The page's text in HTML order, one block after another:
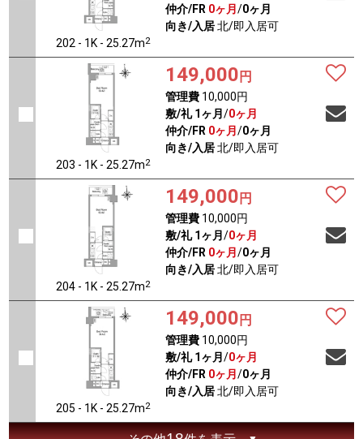
202 - 1K - 25.27m2
仲介/FR 0ヶ月 /0ヶ月
向き/入居北/即入居可
203 - 1K - 25.27m2
149,000 円
管理費10,000円
敷/礼 1ヶ月 /0ヶ月
仲介/FR 0ヶ月 /0ヶ月
向き/入居北/即入居可
204 - 1K - 25.27m2
149,000 円
管理費10,000円
敷/礼 1ヶ月 /0ヶ月
仲介/FR 0ヶ月 /0ヶ月
向き/入居北/即入居可
205 - 1K - 25.27m2
149,000 円
管理費10,000円
敷/礼 1ヶ月 /0ヶ月
仲介/FR 0ヶ月 /0ヶ月
向き/入居北/即入居可